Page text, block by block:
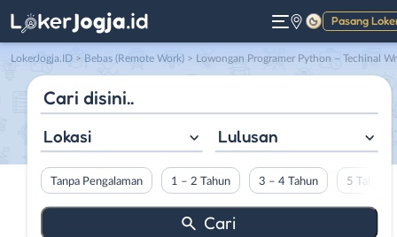
Pasang
Gelap
LokerJogja.ID > Bebas (Remote Work) > Lowongan Programer Python – Techinal Writer di Sobat Gurun
Lokasi Lulusan
Tanpa Pengalaman 1 – 2 Tahun 3 – 4 Tahun 5 Tahun